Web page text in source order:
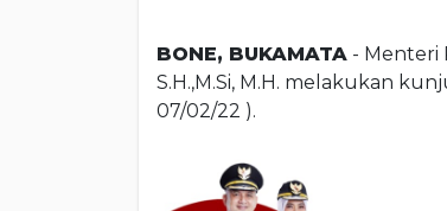
BONE, BUKAMATA - Menteri
S.H.,M.Si, M.H. melakukan
07/02/22 ).